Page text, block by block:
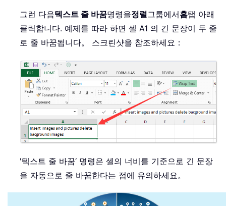
그런 다음텍스트 줄 바꿈명령을정렬그룹에서홈탭 아래
클릭합니다. 예제를 따라 하면 셀 A1 의 긴 문장이 두 줄
로 줄 바꿈됩니다。 스크린샷을 참조하세요：
'텍스트 줄 바꿈‘ 명령은 셀의 너비를 기준으로 긴 문장
을 자동으로 줄 바꿈한다는 점에 유의하세요。